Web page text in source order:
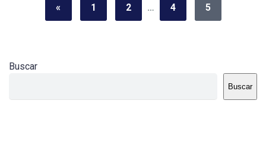
« 1 2 … 4 5
Buscar
Buscar